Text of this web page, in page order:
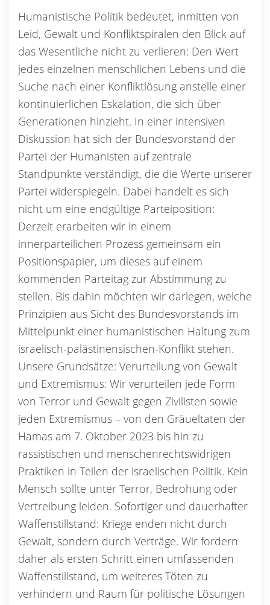
Humanistische Politik bedeutet, inmitten von
Leid, Gewalt und Konfliktspiralen den Blick auf
das Wesentliche nicht zu verlieren: Den Wert
jedes einzelnen menschlichen Lebens und die
Suche nach einer Konfliktlösung anstelle einer
kontinuierlichen Eskalation, die sich über
Generationen hinzieht. In einer intensiven
Diskussion hat sich der Bundesvorstand der
Partei der Humanisten auf zentrale
Standpunkte verständigt, die die Werte unserer
Partei widerspiegeln. Dabei handelt es sich
nicht um eine endgültige Parteiposition:
Derzeit erarbeiten wir in einem
innerparteilichen Prozess gemeinsam ein
Positionspapier, um dieses auf einem
kommenden Parteitag zur Abstimmung zu
stellen. Bis dahin möchten wir darlegen, welche
Prinzipien aus Sicht des Bundesvorstands im
Mittelpunkt einer humanistischen Haltung zum
israelisch-palästinensischen-Konflikt stehen.
Unsere Grundsätze: Verurteilung von Gewalt
und Extremismus: Wir verurteilen jede Form
von Terror und Gewalt gegen Zivilisten sowie
jeden Extremismus – von den Gräueltaten der
Hamas am 7. Oktober 2023 bis hin zu
rassistischen und menschenrechtswidrigen
Praktiken in Teilen der israelischen Politik. Kein
Mensch sollte unter Terror, Bedrohung oder
Vertreibung leiden. Sofortiger und dauerhafter
Waffenstillstand: Kriege enden nicht durch
Gewalt, sondern durch Verträge. Wir fordern
daher als ersten Schritt einen umfassenden
Waffenstillstand, um weiteres Töten zu
verhindern und Raum für politische Lösungen